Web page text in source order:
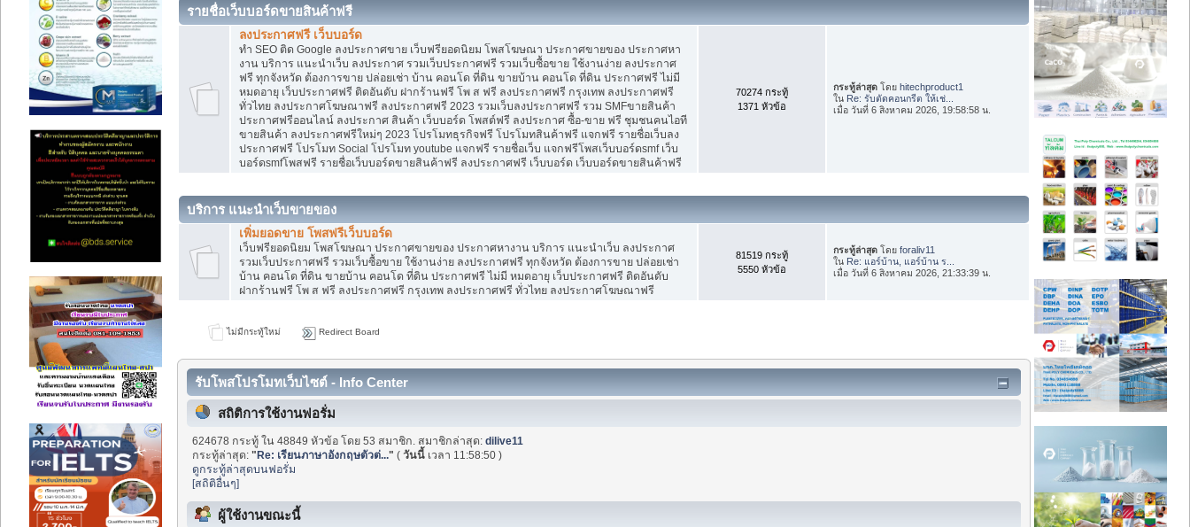
รายชื่อเว็บบอร์ดขายสินค้าฟรี
ลงประกาศฟรี เว็บบอร์ด
ทำ SEO ติด Google ลงประกาศขาย เว็บฟรียอดนิยม โพสโฆษณา ประกาศขายของ ประกาศหา
งาน บริการ แนะนำเว็บ ลงประกาศ รวมเว็บประกาศฟรี รวมเว็บซื้อขาย ใช้งานง่าย ลงประกาศ
ฟรี ทุกจังหวัด ต้องการขาย ปล่อยเช่า บ้าน คอนโด ที่ดิน ขายบ้าน คอนโด ที่ดิน ประกาศฟรี ไม่มี
หมดอายุ เว็บประกาศฟรี ติดอันดับ ฝากร้านฟรี โพ ส ฟรี ลงประกาศฟรี กรุงเทพ ลงประกาศฟรี
ทั่วไทย ลงประกาศโฆษณาฟรี ลงประกาศฟรี 2023 รวมเว็บลงประกาศฟรี รวม SMFขายสินค้า
ประกาศฟรีออนไลน์ ลงประกาศ สินค้า เว็บบอร์ด โพสต์ฟรี ลงประกาศ ซื้อ-ขาย ฟรี ชุมชนคนไอที
ขายสินค้า ลงประกาศฟรีใหม่ๆ 2023 โปรโมทธุรกิจฟรี โปรโมทสินค้าฟรี แจกฟรี รายชื่อเว็บลง
ประกาศฟรี โปรโมท Social โปรโมท youtube แจกฟรี รายชื่อเว็บ แจกฟรีโพสเว็บบอร์ดsmf เว็บ
บอร์ดsmfโพสฟรี รายชื่อเว็บบอร์ดขายสินค้าฟรี ลงประกาศฟรี เว็บบอร์ด เว็บบอร์ดขายสินค้าฟรี
70274 กระทู้
1371 หัวข้อ
กระทู้ล่าสุด โดยhitechproduct1
ใน Re: รับตัดคอนกรีต ให้เช่...
เมื่อ วันที่ 6 สิงหาคม 2026, 19:58:58 น.
บริการ แนะนำเว็บขายของ
เพิ่มยอดขาย โพสฟรีเว็บบอร์ด
เว็บฟรียอดนิยม โพสโฆษณา ประกาศขายของ ประกาศหางาน บริการ แนะนำเว็บ ลงประกาศ
รวมเว็บประกาศฟรี รวมเว็บซื้อขาย ใช้งานง่าย ลงประกาศฟรี ทุกจังหวัด ต้องการขาย ปล่อยเช่า
บ้าน คอนโด ที่ดิน ขายบ้าน คอนโด ที่ดิน ประกาศฟรี ไม่มี หมดอายุ เว็บประกาศฟรี ติดอันดับ
ฝากร้านฟรี โพ ส ฟรี ลงประกาศฟรี กรุงเทพ ลงประกาศฟรี ทั่วไทย ลงประกาศโฆษณาฟรี
81519 กระทู้
5550 หัวข้อ
กระทู้ล่าสุด โดยforaliv11
ใน Re: แอร์บ้าน, แอร์บ้าน ร...
เมื่อ วันที่ 6 สิงหาคม 2026, 21:33:39 น.
ไม่มีกระทู้ใหม่ Redirect Board
รับโพสโปรโมทเว็บไซต์ - Info Center
สถิติการใช้งานฟอรั่ม
624678 กระทู้ ใน 48849 หัวข้อ โดย 53 สมาชิก. สมาชิกล่าสุด:dilive11
กระทู้ล่าสุด:"Re: เรียนภาษาอังกฤษตัวต่..." (วันนี้ เวลา 11:58:50 )
ดูกระทู้ล่าสุดบนฟอรั่ม
[สถิติอื่นๆ]
ผู้ใช้งานขณะนี้